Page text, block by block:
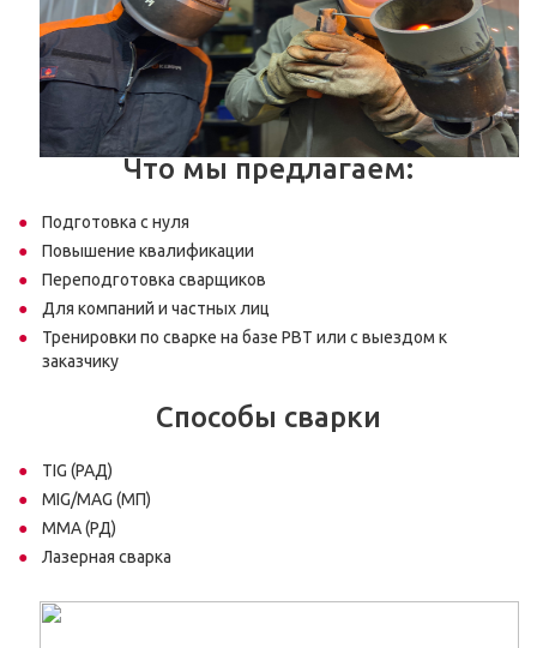
Что мы предлагаем:
Подготовка с нуля
Повышение квалификации
Переподготовка сварщиков
Для компаний и частных лиц
Тренировки по сварке на базе РВТ или с выездом к
заказчику
Способы сварки
TIG (РАД)
MIG/MAG (МП)
MMA (РД)
Лазерная сварка